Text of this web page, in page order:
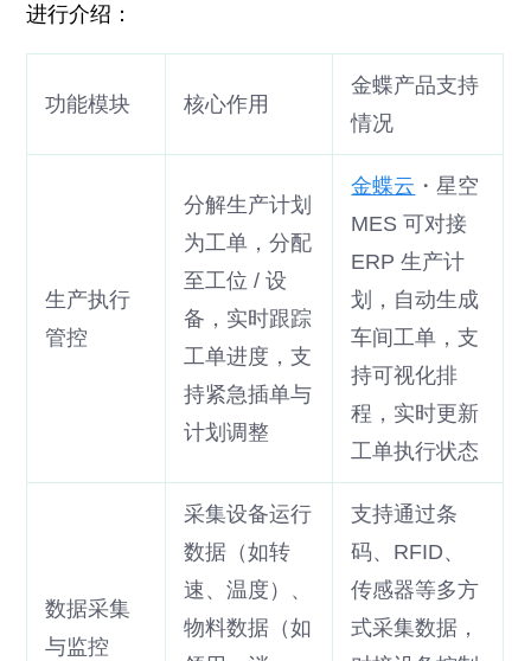
进行介绍：
功能模块 核心作用
金蝶产品支持
情况
生产执行
管控
分解生产计划
为工单，分配
至工位 / 设
备，实时跟踪
工单进度，支
持紧急插单与
计划调整
金蝶云 ・星空
MES 可对接
ERP 生产计
划，自动生成
车间工单，支
持可视化排
程，实时更新
工单执行状态
数据采集
与监控
采集设备运行
数据（如转
速、温度）、
物料数据（如
支持通过条
码、RFID、
传感器等多方
式采集数据，